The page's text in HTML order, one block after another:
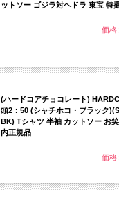
ットソー ゴジラ対ヘドラ 東宝 特
価格
(ハードコアチョコレート)
頭2：50 (シャチホコ・ブラック
BK) Tシャツ 半袖 カットソー お
内正規品
価格